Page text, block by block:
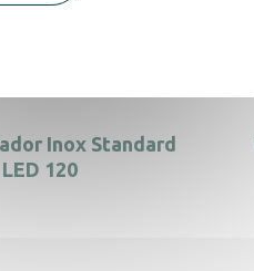
Inox Standard
LED 120